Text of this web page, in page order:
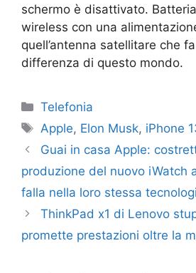
schermo è disattivato.
wireless con una
quell’antenna satellitare che
differenza di questo mondo.
Categorie
Telefonia
Tag
Apple, Elon Musk, iPhone
Guai in casa Apple:
produzione del nuovo iWatch
falla nella loro stessa
ThinkPad x1 di Lenovo
promette prestazioni oltre la